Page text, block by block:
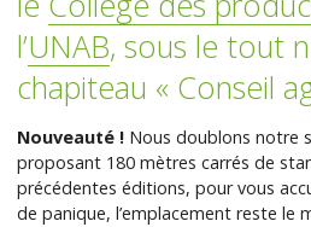
l’UNAB, sous le tout
chapiteau « Conseil
Nouveauté ! Nous doublons notre
proposant 180 mètres carrés de
précédentes éditions, pour vous
de panique, l’emplacement reste le